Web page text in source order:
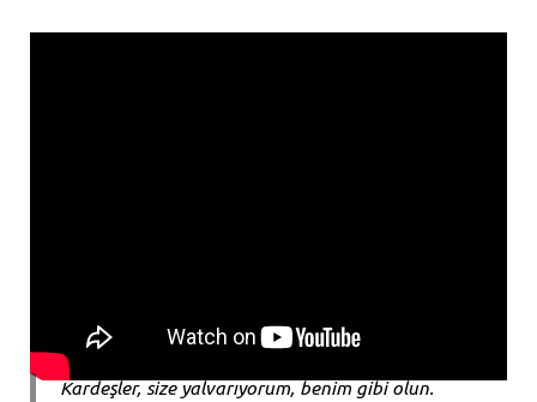
Kardeşler, size yalvarıyorum, benim gibi olun.